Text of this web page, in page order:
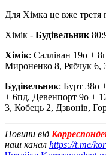
Для Хімка це вже третя
Хімік - Будівельник
Хімік: Салліван 19о +
Мироненко 8, Рябчук 6,
Будівельник: Бурт 38о
+ 6пд, Девенпорт 9о +
3, Кобець 2, Дзвонів,
Новини від
наш канал https://t.me/